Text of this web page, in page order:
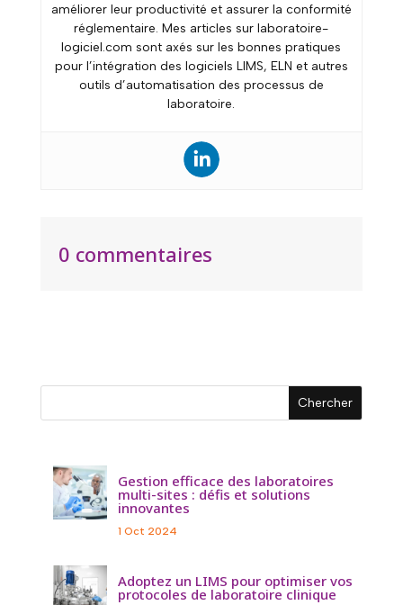
améliorer leur productivité et assurer la conformité
réglementaire. Mes articles sur laboratoire-
logiciel.com sont axés sur les bonnes pratiques
pour l’intégration des logiciels LIMS, ELN et autres
outils d’automatisation des processus de
laboratoire.
0 commentaires
Gestion efficace des laboratoires
multi-sites : défis et solutions
innovantes
1 Oct 2024
Adoptez un LIMS pour optimiser vos
protocoles de laboratoire clinique